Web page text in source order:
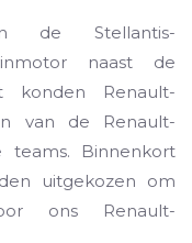
de Stellantis-
naast de
konden Renault-
van de Renault-
Binnenkort
uitgekozen om
ons Renault-